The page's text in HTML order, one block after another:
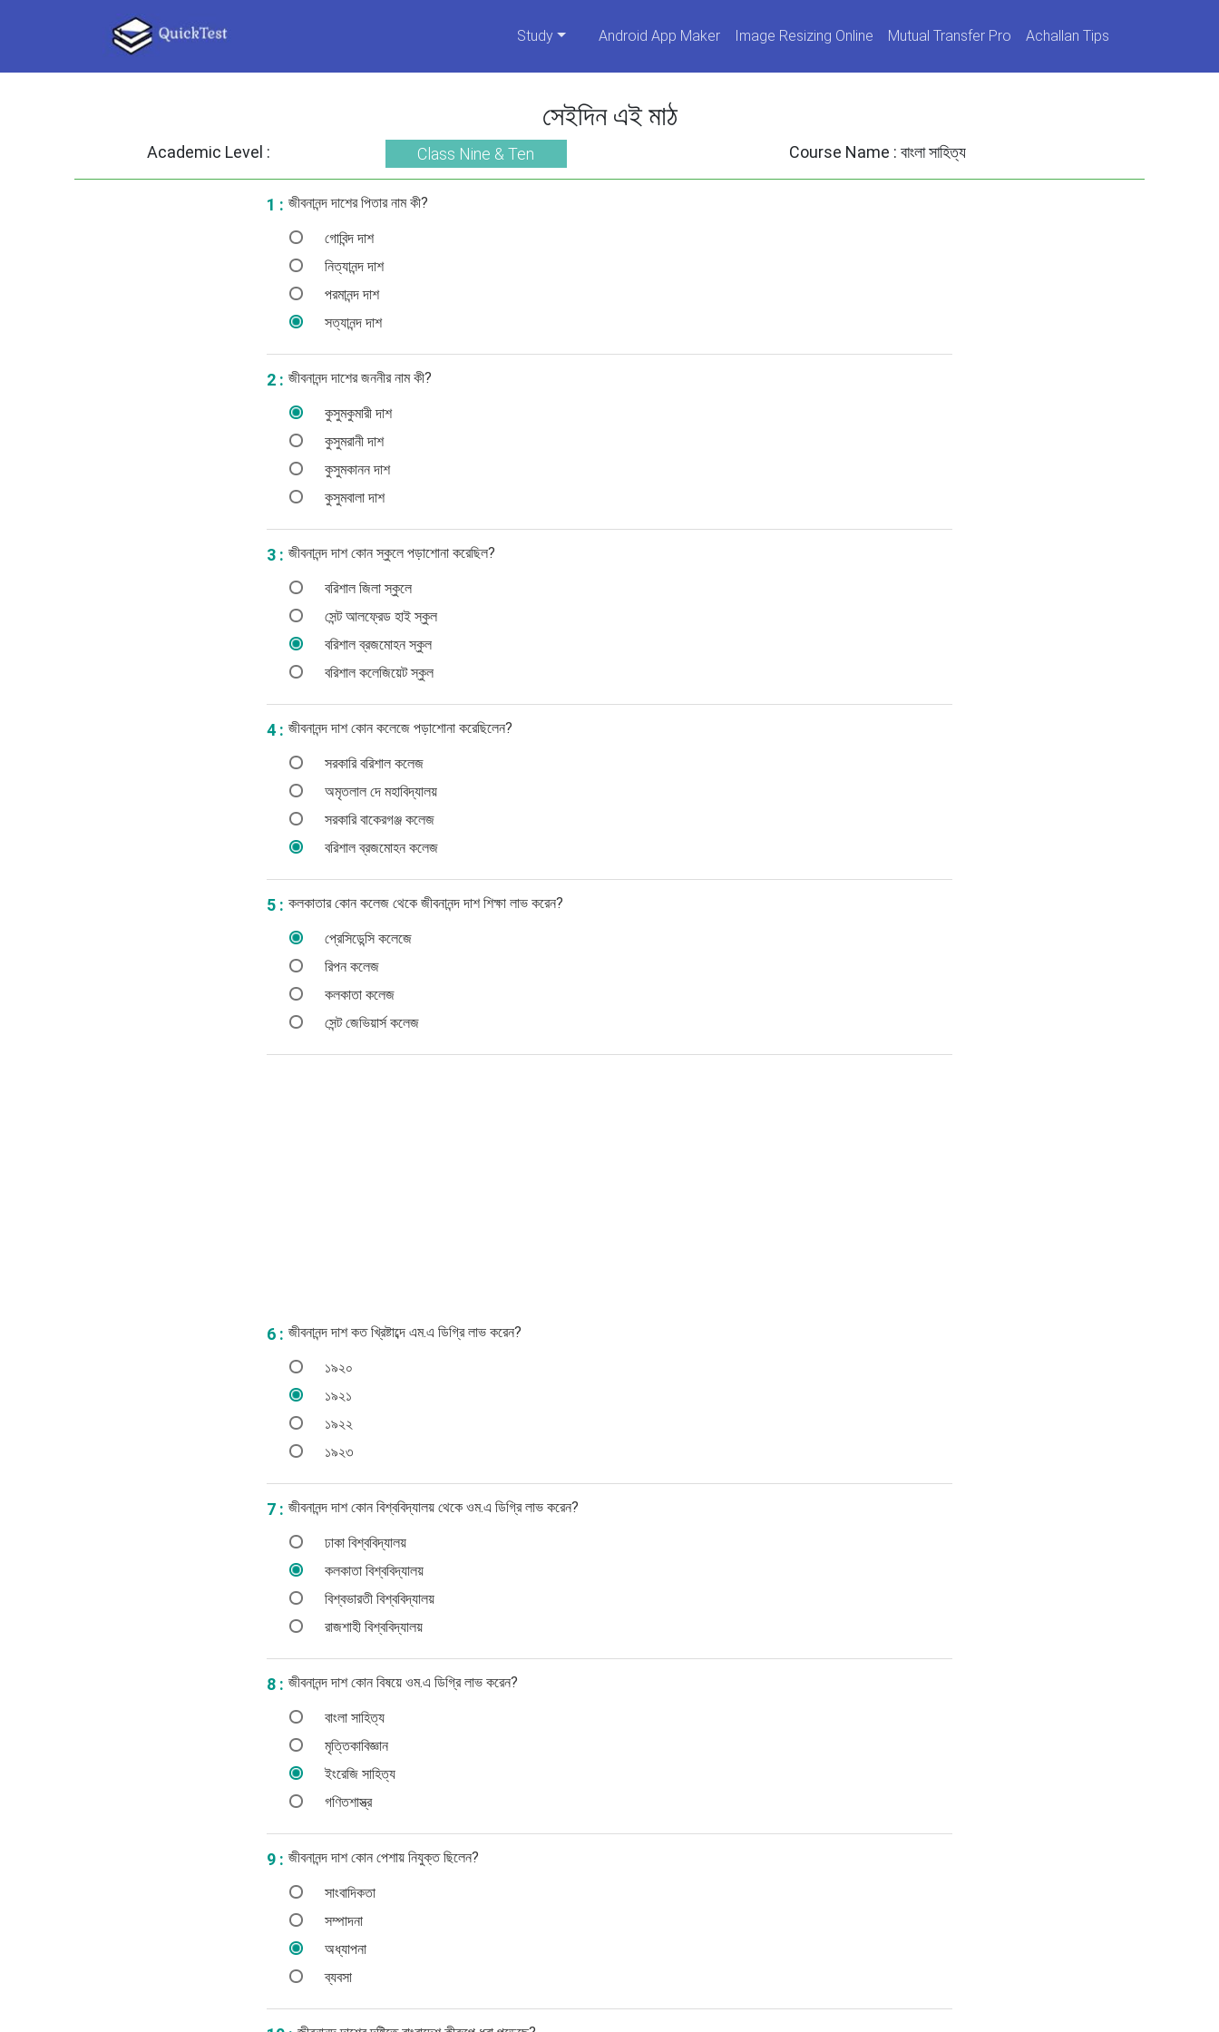
Study Android App Maker Image Resizing Online Mutual Transfer Pro Achallan Tips
সেইদিন এই মাঠ
Academic Level : Class Nine & Ten Course Name : বাংলা সাহিত্য
1 : জীবনানন্দ দাশের পিতার নাম কী?
গোবিন্দ দাশ
নিত্যানন্দ দাশ
পরমানন্দ দাশ
সত্যানন্দ দাশ
2 : জীবনানন্দ দাশের জননীর নাম কী?
কুসুমকুমারী দাশ
কুসুমরানী দাশ
কুসুমকানন দাশ
কুসুমবালা দাশ
3 : জীবনানন্দ দাশ কোন স্কুলে পড়াশোনা করেছিল?
বরিশাল জিলা স্কুলে
সেন্ট আলফ্রেড হাই স্কুল
বরিশাল ব্রজমোহন স্কুল
বরিশাল কলেজিয়েট স্কুল
4 : জীবনানন্দ দাশ কোন কলেজে পড়াশোনা করেছিলেন?
সরকারি বরিশাল কলেজ
অমৃতলাল দে মহাবিদ্যালয়
সরকারি বাকেরগঞ্জ কলেজ
বরিশাল ব্রজমোহন কলেজ
5 : কলকাতার কোন কলেজ থেকে জীবনানন্দ দাশ শিক্ষা লাভ করেন?
প্রেসিডেন্সি কলেজে
রিপন কলেজ
কলকাতা কলেজ
সেন্ট জেভিয়ার্স কলেজ
6 : জীবনানন্দ দাশ কত খ্রিষ্টাব্দে এম.এ ডিগ্রি লাভ করেন?
১৯২০
১৯২১
১৯২২
১৯২৩
7 : জীবনানন্দ দাশ কোন বিশ্ববিদ্যালয় থেকে ওম.এ ডিগ্রি লাভ করেন?
ঢাকা বিশ্ববিদ্যালয়
কলকাতা বিশ্ববিদ্যালয়
বিশ্বভারতী বিশ্ববিদ্যালয়
রাজশাহী বিশ্ববিদ্যালয়
8 : জীবনানন্দ দাশ কোন বিষয়ে ওম.এ ডিগ্রি লাভ করেন?
বাংলা সাহিত্য
মৃত্তিকাবিজ্ঞান
ইংরেজি সাহিত্য
গণিতশাস্ত্র
9 : জীবনানন্দ দাশ কোন পেশায় নিযুক্ত ছিলেন?
সাংবাদিকতা
সম্পাদনা
অধ্যাপনা
ব্যবসা